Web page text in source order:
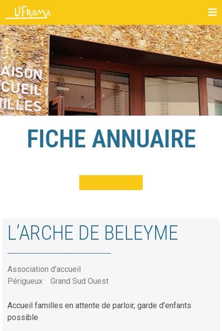
FICHE ANNUAIRE
L’ARCHE DE BELEYME
Association d’accueil
Périgueux
Grand Sud Ouest
Accueil familles en attente de parloir, garde d’enfants
possible